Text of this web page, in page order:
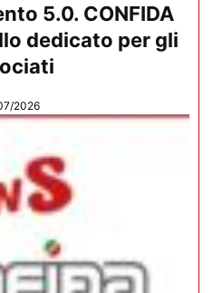
5.0. CONFIDA
dedicato per gli
2026